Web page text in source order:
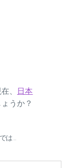
、
日本
うか？
は ...